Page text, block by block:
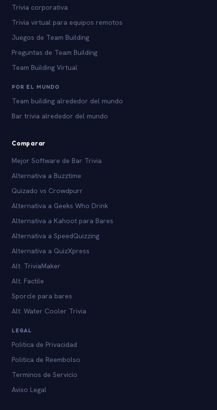
Trivia corporativa
Trivia virtual para equipos remotos
Juegos de Team Building
Preguntas de Team Building
Team Building Virtual
POR EL MUNDO
Team building alrededor del mundo
Bar trivia alrededor del mundo
Comparar
Mejor Software de Bar Trivia
Alternativa a Buzztime
Quizado vs Crowdpurr
Alternativa a Geeks Who Drink
Alternativa a Kahoot para Bares
Alternativa a SpeedQuizzing
Alternativa a QuizXpress
Alt. TriviaMaker
Alt. Factile
Sporcle para bares
Alt. Water Cooler Trivia
LEGAL
Politica de Privacidad
Politica de Reembolso
Terminos de Servicio
Aviso Legal